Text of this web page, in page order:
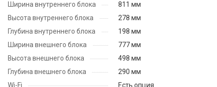
Ширина внутреннего блока
811 мм
Высота внутреннего блока
278 мм
Глубина внутреннего блока
198 мм
Ширина внешнего блока
777 мм
Высота внешнего блока
498 мм
Глубина внешнего блока
290 мм
Wi-Fi
Есть опция